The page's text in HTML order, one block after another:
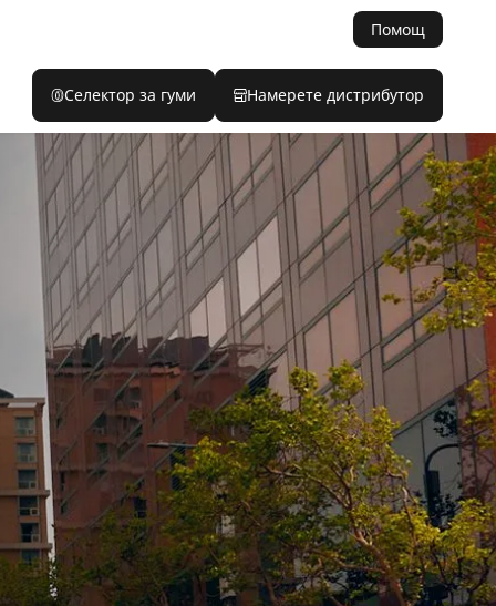
Помощ
Селектор за гуми Намерете дистрибутор